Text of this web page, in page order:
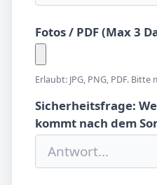
Fotos / PDF (Max 3
Erlaubt: JPG, PNG, PDF. Bitte
Sicherheitsfrage:
kommt nach dem